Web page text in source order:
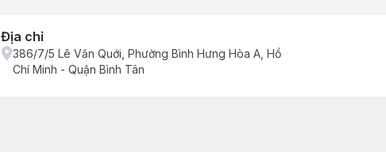
Địa chỉ
386/7/5 Lê Văn Quới, Phường Bình Hưng Hòa A, Hồ
Chí Minh - Quận Bình Tân